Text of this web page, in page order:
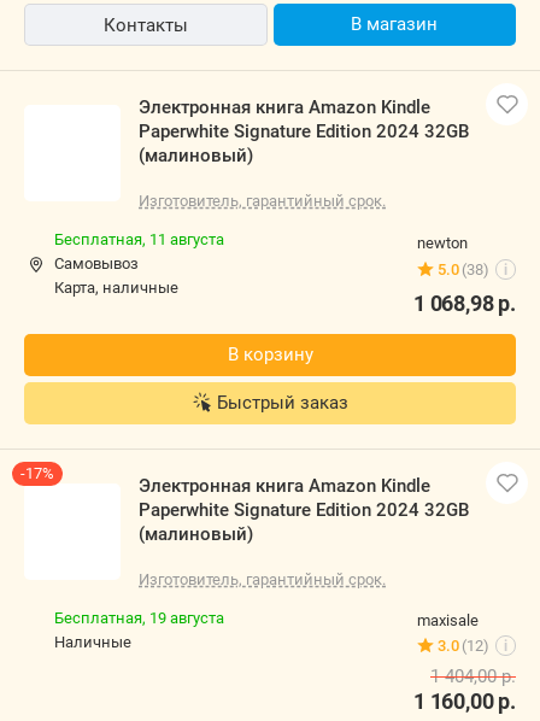
Контакты В магазин
Электронная книга Amazon Kindle
Paperwhite Signature Edition 2024 32GB
(малиновый)
Изготовитель, гарантийный срок.
newton
5.0 (38) i
Бесплатная, 11 августа
Самовывоз
карта, наличные
1 068,98р.
В корзину
Быстрый заказ
-17%
Электронная книга Amazon Kindle
Paperwhite Signature Edition 2024 32GB
(малиновый)
Изготовитель, гарантийный срок.
maxisale
3.0 (12) i
Бесплатная, 19 августа
наличные
1 160,00р.
1 404,00р.